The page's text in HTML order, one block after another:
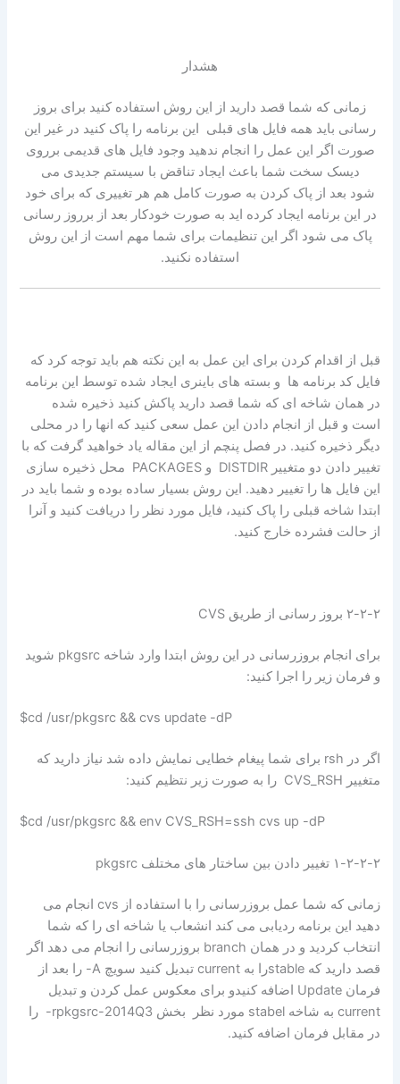
هشدار
زمانی که شما قصد دارید از این روش استفاده کنید برای بروز
رسانی باید همه فایل های قبلی این برنامه را پاک کنید در غیر این
صورت اگر این عمل را انجام ندهید وجود فایل های قدیمی برروی
دیسک سخت شما باعث ایجاد تناقض با سیستم جدیدی می
شود بعد از پاک کردن به صورت کامل هم هر تغییری که برای خود
در این برنامه ایجاد کرده اید به صورت خودکار بعد از برروز رسانی
پاک می شود اگر این تنظیمات برای شما مهم است از این روش
استفاده نکنید.
قبل از اقدام کردن برای این عمل به این نکته هم باید توجه کرد که
فایل کد برنامه ها و بسته های باینری ایجاد شده توسط این برنامه
در همان شاخه ای که شما قصد دارید پاکش کنید ذخیره شده
است و قبل از انجام دادن این عمل سعی کنید که انها را در محلی
دیگر ذخیره کنید. در فصل پنچم از این مقاله یاد خواهید گرفت که با
تغییر دادن دو متغییر DISTDIR و PACKAGES محل ذخیره سازی
این فایل ها را تغییر دهید. این روش بسیار ساده بوده و شما باید در
ابتدا شاخه قبلی را پاک کنید، فایل مورد نظر را دریافت کنید و آنرا
از حالت فشرده خارج کنید.
۲-۲-۲ بروز رسانی از طریق CVS
برای انجام بروزرسانی در این روش ابتدا وارد شاخه pkgsrc شوید
و فرمان زیر را اجرا کنید:
اگر در rsh برای شما پیغام خطایی نمایش داده شد نیاز دارید که
متغییر CVS_RSH را به صورت زیر نتظیم کنید:
۱-۲-۲-۲ تغییر دادن بین ساختار های مختلف pkgsrc
زمانی که شما عمل بروزرسانی را با استفاده از cvs انجام می
دهید این برنامه ردیابی می کند انشعاب یا شاخه ای را که شما
انتخاب کردید و در همان branch بروزرسانی را انجام می دهد اگر
قصد دارید که stableرا به current تبدیل کنید سویچ A- را بعد از
فرمان Update اضافه کنیدو برای معکوس عمل کردن و تبدیل
current به شاخه stabel مورد نظر بخش rpkgsrc-2014Q3- را
در مقابل فرمان اضافه کنید.